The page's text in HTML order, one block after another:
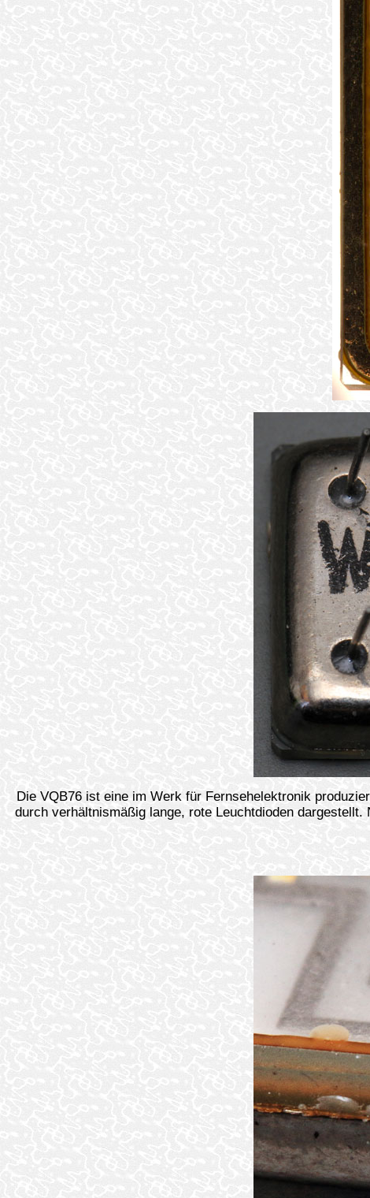
Die VQB76 ist eine im Werk für Fernsehelektronik
durch verhältnismäßig lange, rote Leuchtdioden